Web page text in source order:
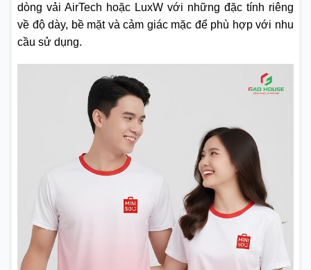
dòng vải AirTech hoặc LuxW với những đặc tính riêng
về độ dày, bề mặt và cảm giác mặc để phù hợp với nhu
cầu sử dụng.